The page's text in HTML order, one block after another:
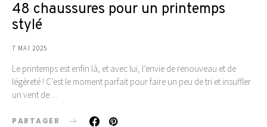
48 chaussures pour un printemps
stylé
7 MAI 2025
Le printemps est enfin là, et avec lui, l’envie de renouveau et de
légèreté ! C’est le moment parfait pour faire un peu de tri et insuffler
un vent de…
PARTAGER